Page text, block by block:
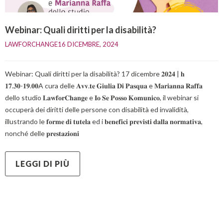
Webinar: Quali diritti per la disabilità?
LAWFORCHANGE16 DICEMBRE, 2024
Webinar: Quali diritti per la disabilità? 17 dicembre 𝟐𝟎𝟐𝟒 | 𝐡
𝟏𝟕.𝟑𝟎-𝟏𝟗.𝟎𝟎A cura delle 𝐀𝐯𝐯.𝐭𝐞 𝐆𝐢𝐮𝐥𝐢𝐚 𝐃𝐢 𝐏𝐚𝐬𝐪𝐮𝐚 e 𝐌𝐚𝐫𝐢𝐚𝐧𝐧𝐚 𝐑𝐚𝐟𝐟𝐚
dello studio 𝐋𝐚𝐰𝐟𝐨𝐫𝐂𝐡𝐚𝐧𝐠𝐞 e 𝐈𝐨 𝐒𝐞 𝐏𝐨𝐬𝐬𝐨 𝐊𝐨𝐦𝐮𝐧𝐢𝐜𝐨, il webinar si
occuperà dei diritti delle persone con disabilità ed invalidità,
illustrando le 𝐟𝐨𝐫𝐦𝐞 𝐝𝐢 𝐭𝐮𝐭𝐞𝐥𝐚 ed i 𝐛𝐞𝐧𝐞𝐟𝐢𝐜𝐢 𝐩𝐫𝐞𝐯𝐢𝐬𝐭𝐢 𝐝𝐚𝐥𝐥𝐚 𝐧𝐨𝐫𝐦𝐚𝐭𝐢𝐯𝐚,
nonché delle 𝐩𝐫𝐞𝐬𝐭𝐚𝐳𝐢𝐨𝐧𝐢
LEGGI DI PIÙ